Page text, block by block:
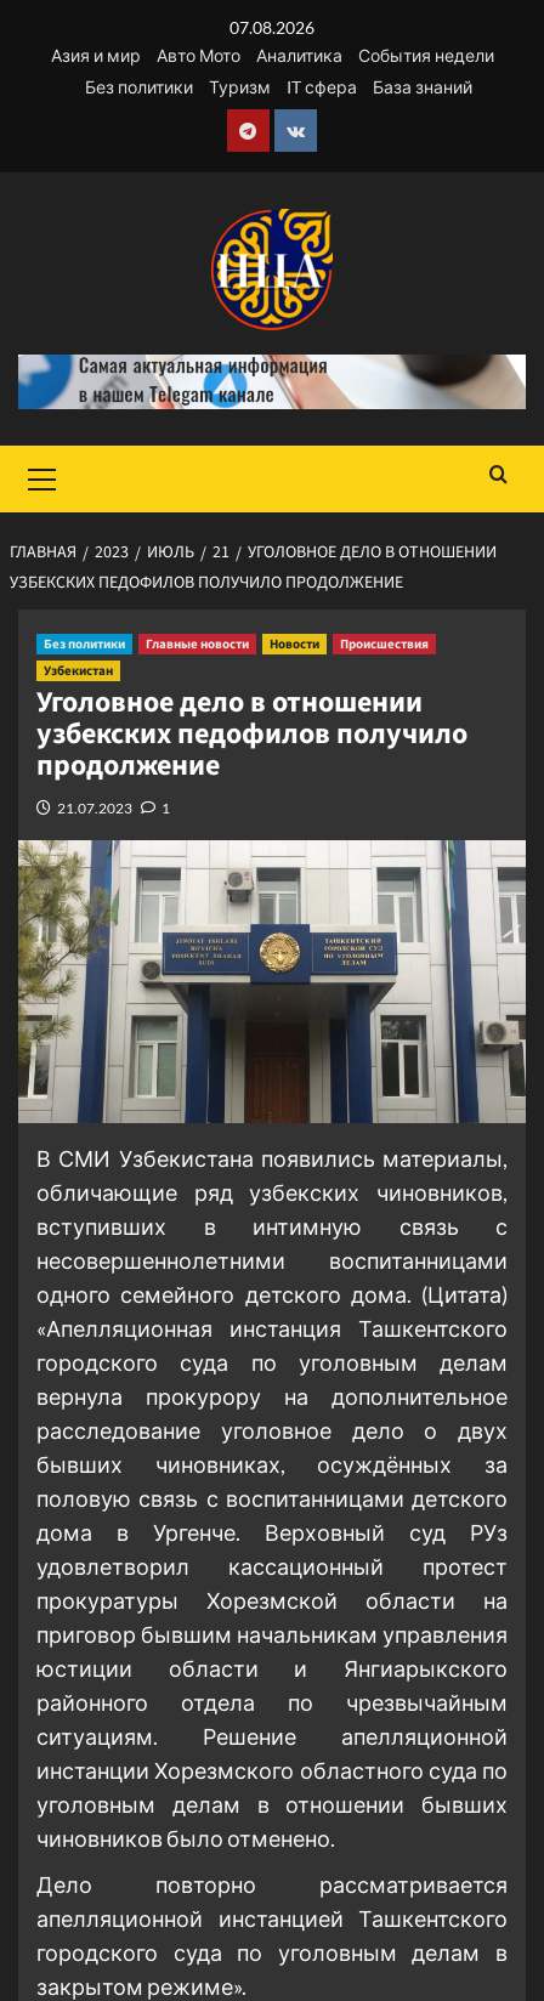
содержимому
07.08.2026
Азия и мир
Авто Мото Аналитика
События недели
Без политики
Туризм IT сфера База знаний
Telegram
VK
меню
ГЛАВНАЯ 2023 ИЮЛЬ 21
УГОЛОВНОЕ ДЕЛО В ОТНОШЕНИИ
УЗБЕКСКИХ ПЕДОФИЛОВ ПОЛУЧИЛО ПРОДОЛЖЕНИЕ
Без политики Главные новости Новости
Происшествия
Узбекистан
Уголовное дело в отношении
узбекских педофилов получило
продолжение
21.07.2023 1
В СМИ Узбекистана появились материалы,
обличающие ряд узбекских чиновников,
вступивших в интимную связь с
несовершеннолетними воспитанницами
одного семейного детского дома. (Цитата)
«Апелляционная инстанция Ташкентского
городского суда по уголовным делам
вернула прокурору на дополнительное
расследование уголовное дело о двух
бывших чиновниках, осуждённых за
половую связь с воспитанницами детского
дома в Ургенче. Верховный суд РУз
удовлетворил кассационный протест
прокуратуры Хорезмской области на
приговор бывшим начальникам управления
юстиции области и Янгиарыкского
районного отдела по чрезвычайным
ситуациям. Решение апелляционной
инстанции Хорезмского областного суда по
уголовным делам в отношении бывших
чиновников было отменено.
Дело повторно рассматривается
апелляционной инстанцией Ташкентского
городского суда по уголовным делам в
закрытом режиме».